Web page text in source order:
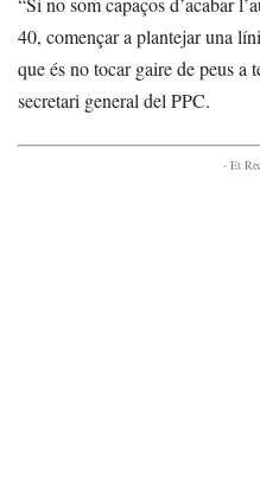
40, començar a plantejar una
que és no tocar gaire de peus a
secretari general del PPC.
- Et